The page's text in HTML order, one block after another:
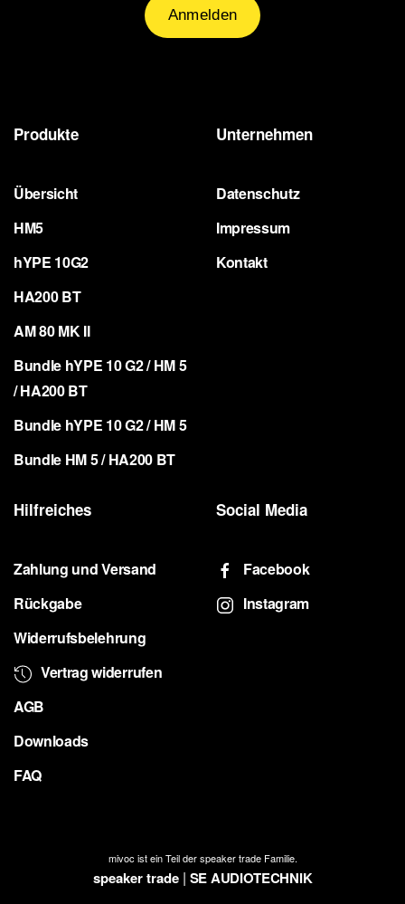
Produkte
Übersicht
HM5
hYPE 10G2
HA200 BT
AM 80 MK II
Bundle hYPE 10 G2 / HM 5
/ HA200 BT
Bundle hYPE 10 G2 / HM 5
Bundle HM 5 / HA200 BT
Unternehmen
Datenschutz
Impressum
Kontakt
Hilfreiches
Zahlung und Versand
Rückgabe
Widerrufsbelehrung
Vertrag widerrufen
AGB
Downloads
FAQ
Social Media
Facebook
Instagram
mivoc ist ein Teil der speaker trade Familie.
speaker trade| SE AUDIOTECHNIK